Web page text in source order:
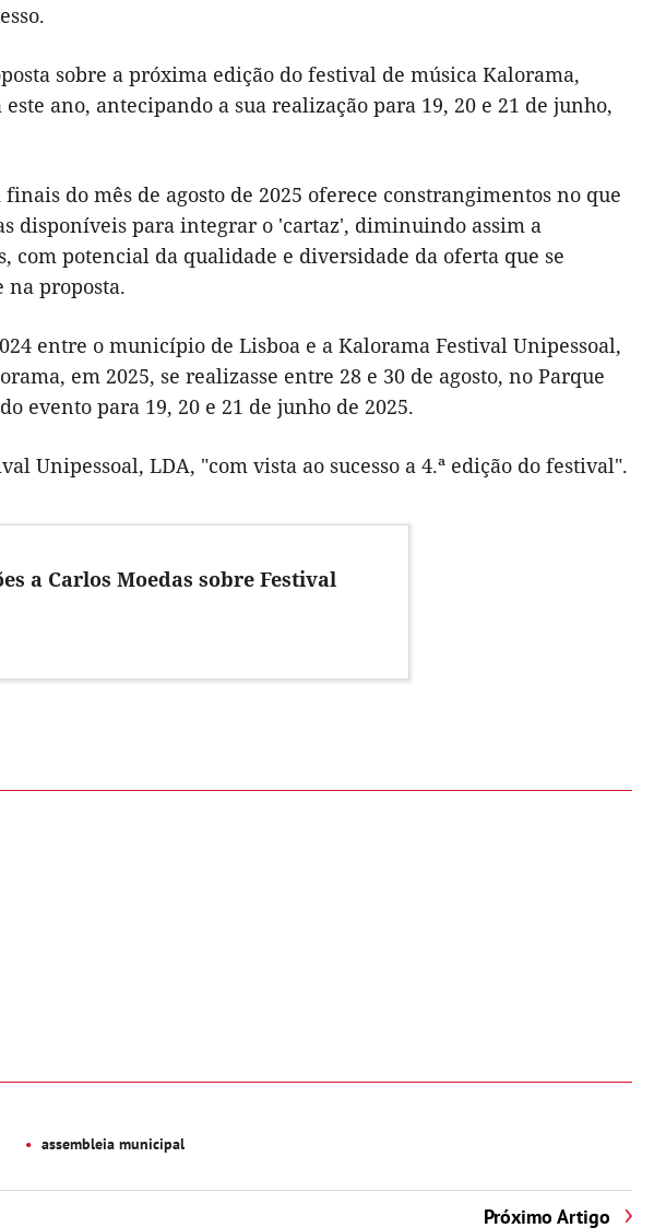
sobre a próxima edição do festival de música Kalorama,
ano, antecipando a sua realização para 19, 20 e 21 de junho,
do mês de agosto de 2025 oferece constrangimentos no que
disponíveis para integrar o 'cartaz', diminuindo assim a
com potencial da qualidade e diversidade da oferta que se
proposta.
entre o município de Lisboa e a Kalorama Festival Unipessoal,
em 2025, se realizasse entre 28 e 30 de agosto, no Parque
evento para 19, 20 e 21 de junho de 2025.
Unipessoal, LDA, "com vista ao sucesso a 4.ª edição do festival".
a Carlos Moedas sobre Festival
assembleia municipal
Próximo Artigo